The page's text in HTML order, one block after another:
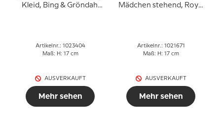
Kleid, Bing & Gröndahl
Artikelnr.: 1023404
Maß: H: 17 cm
AUSVERKAUFT
Mehr sehen
Mädchen stehend, Royal
Artikelnr.: 1021671
Maß: H: 17 cm
AUSVERKAUFT
Mehr sehen